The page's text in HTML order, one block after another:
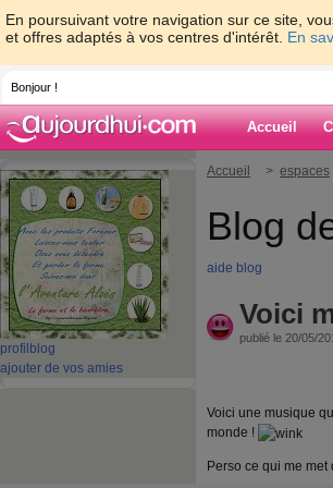
En poursuivant votre navigation sur ce site,
et offres adaptés à vos centres d'intérêt. En
Bonjour !
Accueil
profil blog
ajouter de vos amies
Accueil > espaces
Blog
aide blog
Voici
publié le 20/05/
Voici une musique
monde !
Perso ce qui me